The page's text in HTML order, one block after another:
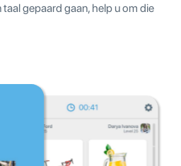
gepaard gaan, help u om die